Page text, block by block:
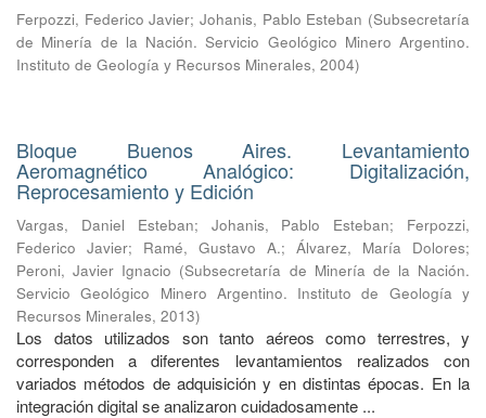
Ferpozzi, Federico Javier;Johanis, Pablo Esteban (Subsecretaría
de Minería de la Nación. Servicio Geológico Minero Argentino.
Instituto de Geología y Recursos Minerales, 2004)
Bloque Buenos Aires. Levantamiento
Aeromagnético Analógico: Digitalización,
Reprocesamiento y Edición
Vargas, Daniel Esteban; Johanis, Pablo Esteban; Ferpozzi,
Federico Javier; Ramé, Gustavo A.; Álvarez, María Dolores;
Peroni, Javier Ignacio (Subsecretaría de Minería de la Nación.
Servicio Geológico Minero Argentino. Instituto de Geología y
Recursos Minerales, 2013)
Los datos utilizados son tanto aéreos como terrestres, y
corresponden a diferentes levantamientos realizados con
variados métodos de adquisición y en distintas épocas. En la
integración digital se analizaron cuidadosamente ...